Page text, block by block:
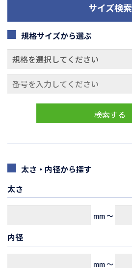
サイズ検索
規格サイズから選ぶ
太さ・内径から探す
太さ
mm～
内径
mm～